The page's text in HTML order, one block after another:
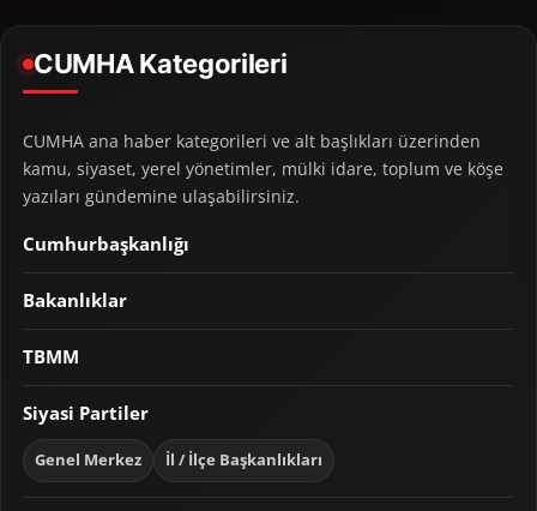
CUMHA Kategorileri
CUMHA ana haber kategorileri ve alt başlıkları üzerinden
kamu, siyaset, yerel yönetimler, mülki idare, toplum ve köşe
yazıları gündemine ulaşabilirsiniz.
Cumhurbaşkanlığı
Bakanlıklar
TBMM
Siyasi Partiler
Genel Merkez İl / İlçe Başkanlıkları